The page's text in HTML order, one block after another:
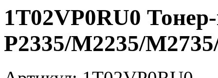
1T02VP0RU0
P2335/M2235/